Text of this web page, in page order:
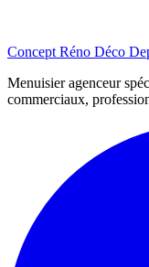
Concept Réno Déco
Menuisier agenceur
commerciaux,